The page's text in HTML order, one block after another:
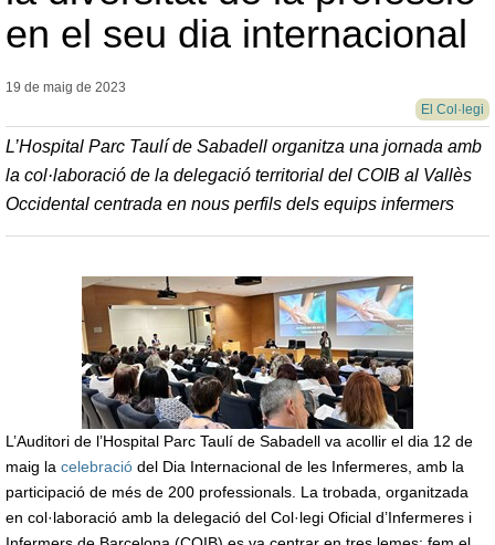
en el seu dia internacional
19 de maig de 2023
El Col·legi
L’Hospital Parc Taulí de Sabadell organitza una jornada amb
la col·laboració de la delegació territorial del COIB al Vallès
Occidental centrada en nous perfils dels equips infermers
L’Auditori de l’Hospital Parc Taulí de Sabadell va acollir el dia 12 de
maig la celebració del Dia Internacional de les Infermeres, amb la
participació de més de 200 professionals. La trobada, organitzada
en col·laboració amb la delegació del Col·legi Oficial d’Infermeres i